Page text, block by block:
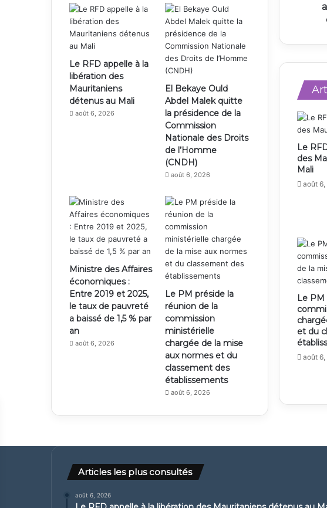
Le
des
Mali
août
Le PM
et du
août
Le RFD appelle à la
libération des
Mauritaniens
détenus au Mali
août 6, 2026
El Bekaye Ould
Abdel Malek quitte
la présidence de la
Commission
Nationale des Droits
de l’Homme
(CNDH)
août 6, 2026
Ministre des Affaires
économiques :
Entre 2019 et 2025,
le taux de pauvreté
a baissé de 1,5 % par
an
août 6, 2026
Le PM préside la
réunion de la
commission
ministérielle
chargée de la mise
aux normes et du
classement des
établissements
août 6, 2026
Articles les plus consultés
août 6, 2026